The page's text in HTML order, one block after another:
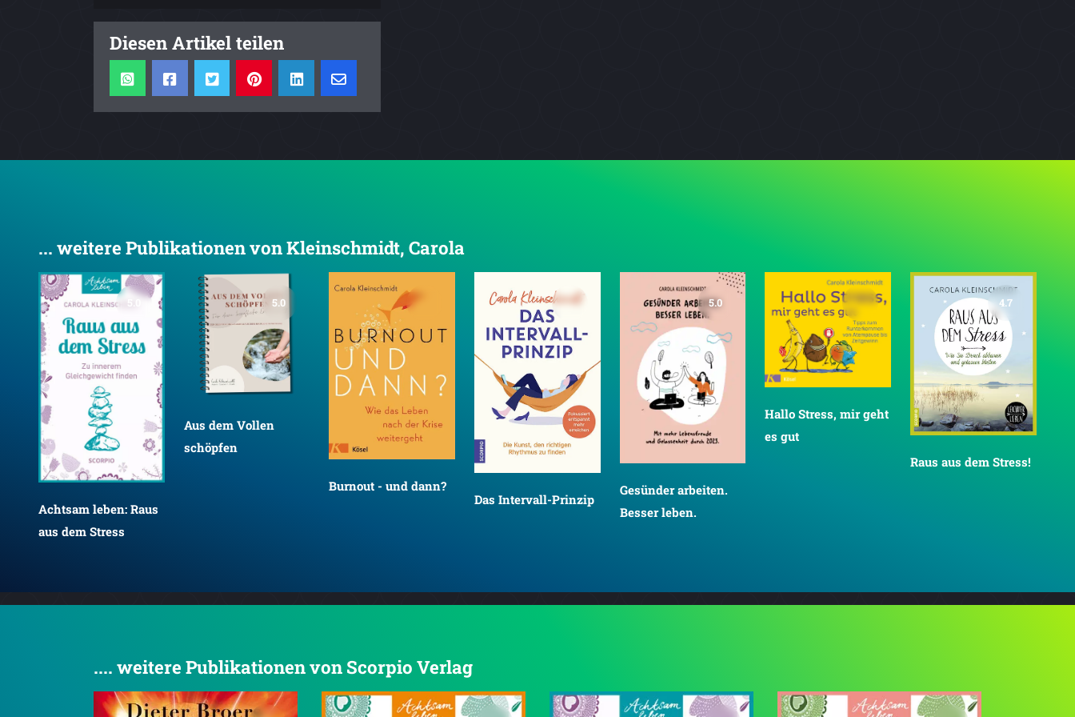
Diesen Artikel teilen
... weitere Publikationen von Kleinschmidt, Carola
5.0
Achtsam leben: Raus
aus dem Stress
5.0
Aus dem Vollen
schöpfen
Burnout - und dann?
Das Intervall-Prinzip
5.0
Gesünder arbeiten.
Besser leben.
Hallo Stress, mir geht
es gut
4.7
Raus aus dem Stress!
.... weitere Publikationen von Scorpio Verlag